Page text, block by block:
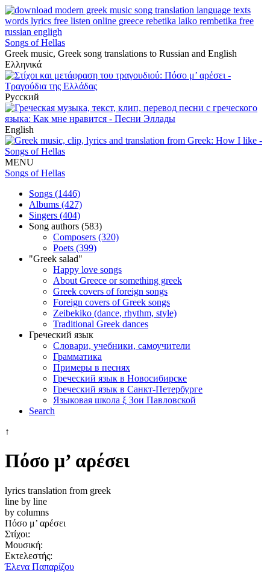
Songs of Hellas
Greek music, Greek song translations to Russian and English
Ελληνικά
Русский
English
MENU
Songs of Hellas
Songs (1446)
Albums (427)
Singers (404)
Song authors (583)
Composers (320)
Poets (399)
"Greek salad"
Happy love songs
About Greece or something greek
Greek covers of foreign songs
Foreign covers of Greek songs
Zeibekiko (dance, rhythm, style)
Traditional Greek dances
Греческий язык
Словари, учебники, самоучители
Грамматика
Примеры в песнях
Греческий язык в Новосибирске
Греческий язык в Санкт-Петербурге
Языковая школа ξ Зои Павловской
Search
↑
Πόσο μ’ αρέσει
lyrics translation from greek
line by line
by columns
Πόσο μ’ αρέσει
Στίχοι:
Μουσική:
Εκτελεστής:
Έλενα Παπαρίζου